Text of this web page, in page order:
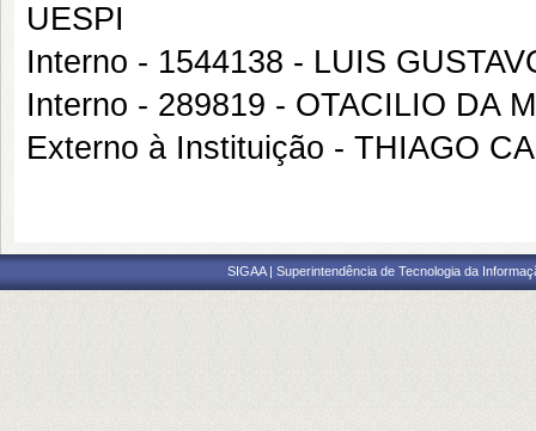
UESPI
Interno - 1544138 - LUIS
Interno - 289819 - OTACILIO DA
Externo à Instituição - THIAGO
SIGAA | Superintendência de Tecnologia da